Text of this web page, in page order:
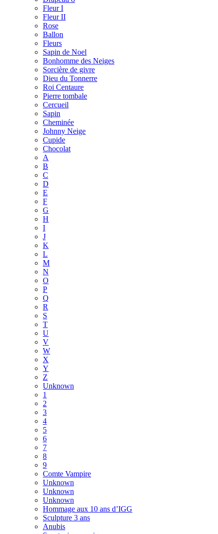
Fleur I
Fleur II
Rose
Ballon
Fleurs
Sapin de Noel
Bonhomme des Neiges
Sorcière de givre
Dieu du Tonnerre
Roi Centaure
Pierre tombale
Cercueil
Sapin
Cheminée
Johnny Neige
Cupide
Chocolat
A
B
C
D
E
F
G
H
I
J
K
L
M
N
O
P
Q
R
S
T
U
V
W
X
Y
Z
Unknown
1
2
3
4
5
6
7
8
9
Comte Vampire
Unknown
Unknown
Unknown
Hommage aux 10 ans d’IGG
Sculpture 3 ans
Anubis